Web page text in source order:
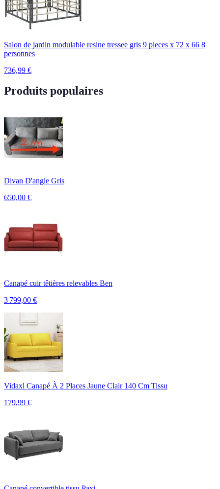
Salon de jardin modulable resine tressee gris 9 pieces x 72 x 66 8
personnes
736,99 €
Produits populaires
Divan D'angle Gris
650,00 €
Canapé cuir têtières relevables Ben
3 799,00 €
Vidaxl Canapé À 2 Places Jaune Clair 140 Cm Tissu
179,99 €